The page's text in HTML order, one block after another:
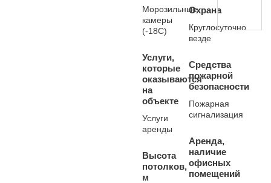
Морозильные
камеры
(-18С)
Услуги,
которые
оказываются
на
объекте
Услуги
аренды
Высота
потолков,
м
Охрана
Круглосуточно
везде
Средства
пожарной
безопасности
Пожарная
сигнализация
Аренда,
наличие
офисных
помещений